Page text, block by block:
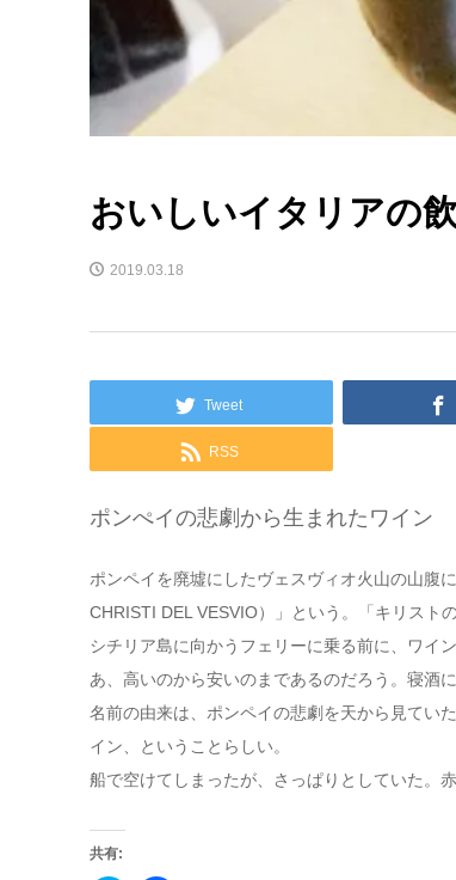
おいしいイタリアの
2019.03.18
Tweet
RSS
ポンぺイの悲劇から生まれたワイン
ポンペイを廃墟にしたヴェスヴィオ火山の山腹
CHRISTI DEL VESVIO）」という。「キリスト
シチリア島に向かうフェリーに乗る前に、ワイ
あ、高いのから安いのまであるのだろう。寝酒に
名前の由来は、ポンペイの悲劇を天から見てい
イン、ということらしい。
船で空けてしまったが、さっぱりとしていた。
共有: